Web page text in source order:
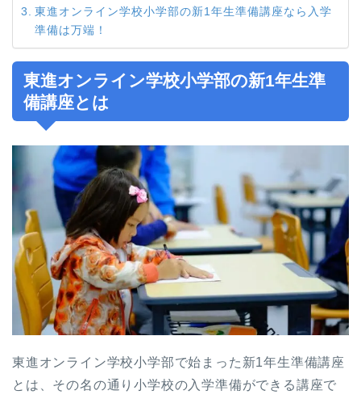
東進オンライン学校小学部の新1年生準備講座なら入学
準備は万端！
東進オンライン学校小学部の新1年生準
備講座とは
東進オンライン学校小学部で始まった新1年生準備講座
とは、その名の通り小学校の入学準備ができる講座で